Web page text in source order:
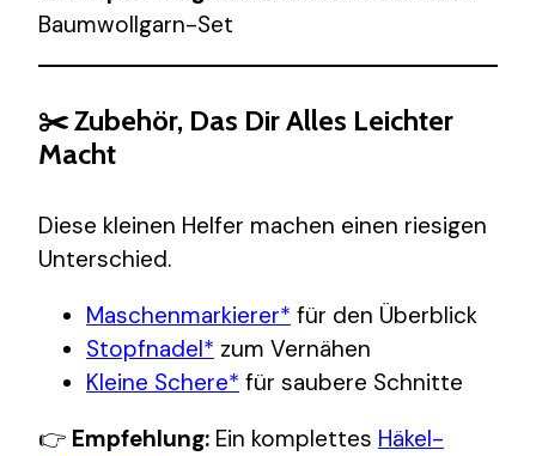
Baumwollgarn-Set
✂️ Zubehör, Das Dir Alles Leichter
Macht
Diese kleinen Helfer machen einen riesigen
Unterschied.
Maschenmarkierer* für den Überblick
Stopfnadel* zum Vernähen
Kleine Schere* für saubere Schnitte
👉 Empfehlung: Ein komplettes Häkel-